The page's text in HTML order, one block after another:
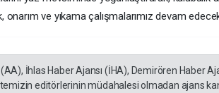
ve yıkama çalışmalarımız devam
İhlas Haber Ajansı (İHA), Demirören Haber
editörlerinin müdahalesi olmadan ajans